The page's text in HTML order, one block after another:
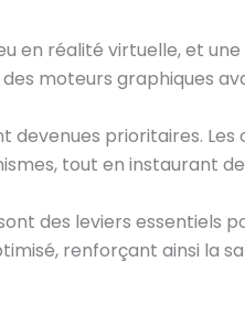
en réalité virtuelle, et
moteurs graphiques
prioritaires. Les
tout en instaurant
des leviers essentiels
renforçant ainsi la